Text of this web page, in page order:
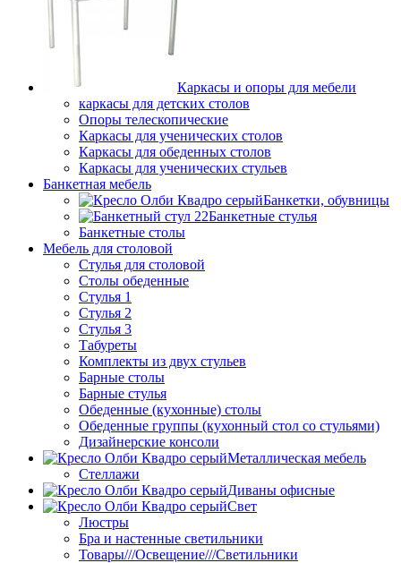
Каркасы и опоры для мебели
каркасы для детских столов
Опоры телескопические
Каркасы для ученических столов
Каркасы для обеденных столов
Каркасы для ученических стульев
Банкетная мебель
Банкетки, обувницы
Банкетные стулья
Банкетные столы
Мебель для столовой
Стулья для столовой
Столы обеденные
Стулья 1
Стулья 2
Стулья 3
Табуреты
Комплекты из двух стульев
Барные столы
Барные стулья
Обеденные (кухонные) столы
Обеденные группы (кухонный стол со стульями)
Дизайнерские консоли
Металлическая мебель
Стеллажи
Диваны офисные
Свет
Люстры
Бра и настенные светильники
Товары///Освещение///Светильники